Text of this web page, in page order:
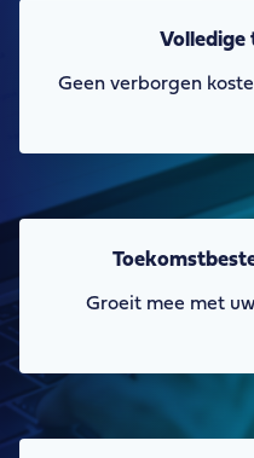
Geen verborgen
Groeit mee met